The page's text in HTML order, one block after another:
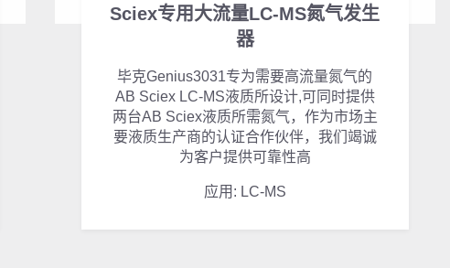
Sciex专用大流量LC-MS氮气发生
器
毕克Genius3031专为需要高流量氮气的
AB Sciex LC-MS液质所设计,可同时提供
两台AB Sciex液质所需氮气，作为市场主
要液质生产商的认证合作伙伴，我们竭诚
为客户提供可靠性高
应用: LC-MS